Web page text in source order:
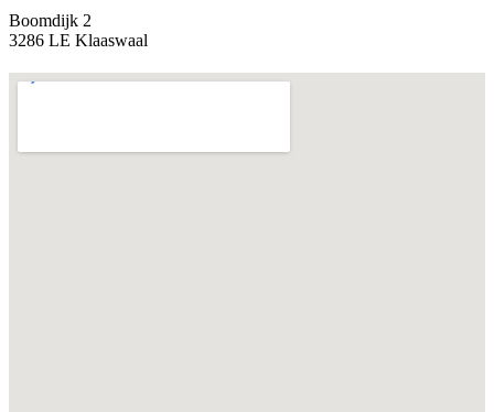
Boomdijk 2
3286 LE Klaaswaal